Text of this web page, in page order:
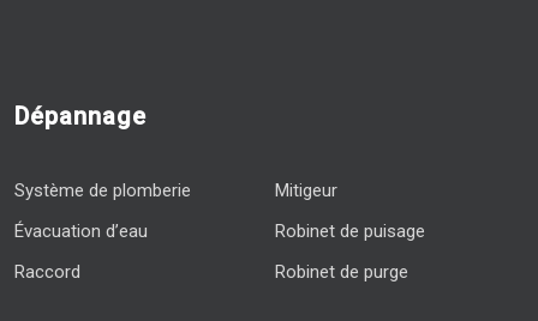
Dépannage
Système de plomberie
Évacuation d’eau
Raccord
Mitigeur
Robinet de puisage
Robinet de purge